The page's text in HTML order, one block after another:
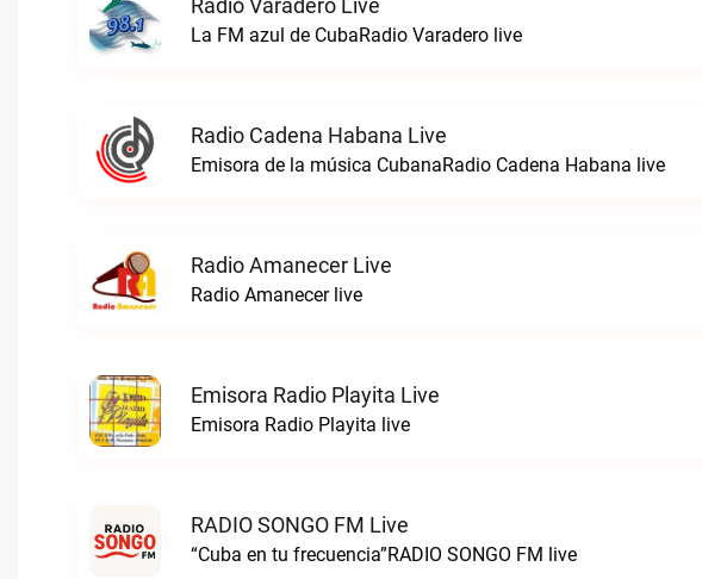
Radio Varadero Live
La FM azul de CubaRadio Varadero live
Radio Cadena Habana Live
Emisora de la música CubanaRadio Cadena Habana live
Radio Amanecer Live
Radio Amanecer live
Emisora Radio Playita Live
Emisora Radio Playita live
RADIO SONGO FM Live
“Cuba en tu frecuencia”RADIO SONGO FM live